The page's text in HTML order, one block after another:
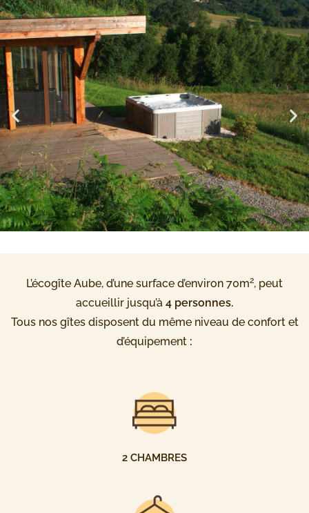
L’écogîte Aube, d’une surface d’environ 70m2, peut
accueillir jusqu’à 4 personnes.
Tous nos gîtes disposent du même niveau de confort et
d’équipement :
2 CHAMBRES